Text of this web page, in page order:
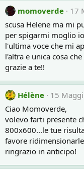
momoverde
17
scusa Helene ma mi
per spigarmi moglio
l'ultima voce che mi
l'altra e unica cosa
grazie a te!!
Hélène
15
Ciao Momoverde,
volevo farti presente
800x600...le tue
favore
ringrazio in anticipo!